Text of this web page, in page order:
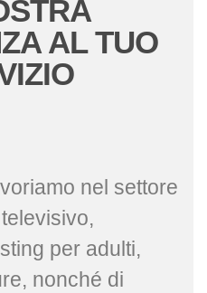
AL TUO
nel settore
per adulti,
nonché di